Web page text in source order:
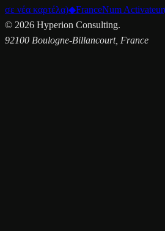
σε νέα καρτέλα)◆FranceNum Activateur
© 2026 Hyperion Consulting.
92100 Boulogne-Billancourt, France